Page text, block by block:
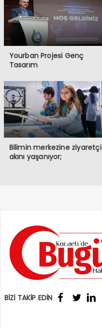
Yourban Projesi Genç
Tasarım
Bilimin merkezine ziyaretçi
akını yaşanıyor;
BİZİ TAKİP EDİN